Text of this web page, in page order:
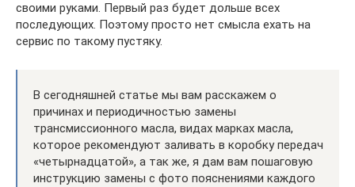
своими руками. Первый раз будет дольше всех
последующих. Поэтому просто нет смысла ехать на
сервис по такому пустяку.
В сегодняшней статье мы вам расскажем о
причинах и периодичностью замены
трансмиссионного масла, видах марках масла,
которое рекомендуют заливать в коробку передач
«четырнадцатой», а так же, я дам вам пошаговую
инструкцию замены с фото пояснениями каждого